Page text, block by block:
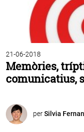
21-06-2018
Memòries,
comunicatius,
perSilvia